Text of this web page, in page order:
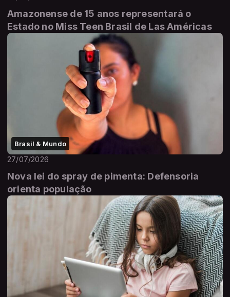
Amazonense de 15 anos representará o
Estado no Miss Teen Brasil de Las Américas
Brasil & Mundo
27/07/2026
Nova lei do spray de pimenta: Defensoria
orienta população